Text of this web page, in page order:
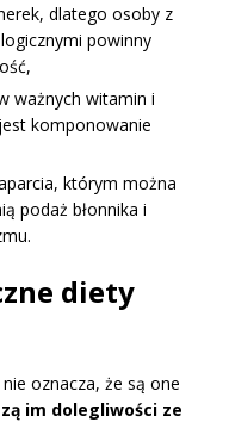
dlatego osoby z
powinny
ważnych witamin i
komponowanie
którym można
podaż błonnika i
diety
oznacza, że są one
im dolegliwości ze